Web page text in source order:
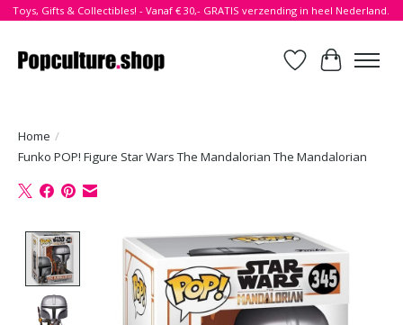
Toys, Gifts & Collectibles! - Vanaf € 30,- GRATIS verzending in heel Nederland.
Verlanglijst
Home /
Funko POP! Figure Star Wars The Mandalorian The Mandalorian
Product image slideshow Items